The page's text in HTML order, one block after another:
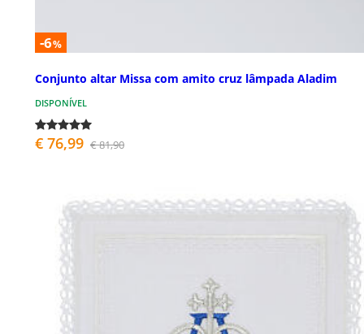
-6%
Conjunto altar Missa com amito cruz lâmpada Aladim
DISPONÍVEL
€ 76,99 € 81,90